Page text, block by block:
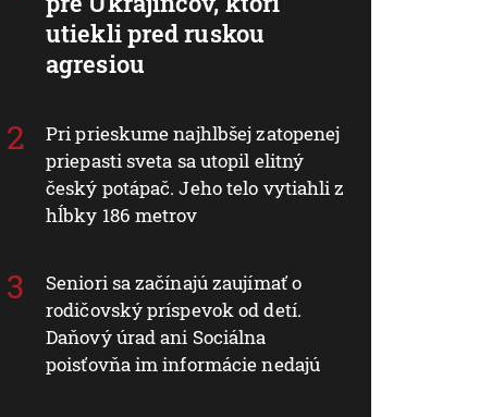
utiekli pred ruskou
agresiou
Pri prieskume najhlbšej zatopenej
priepasti sveta sa utopil elitný
český potápač. Jeho telo vytiahli z
hĺbky 186 metrov
Seniori sa začínajú zaujímať o
rodičovský príspevok od detí.
Daňový úrad ani Sociálna
poisťovňa im informácie nedajú